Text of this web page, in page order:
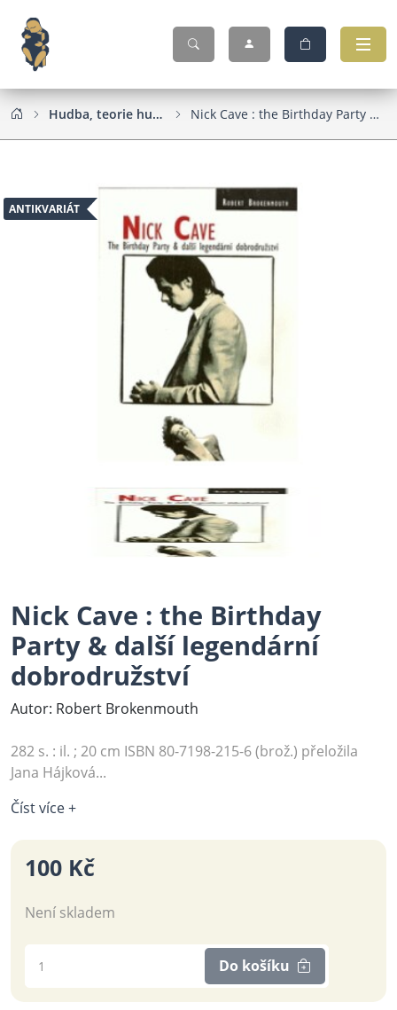
Hudba, teorie hudby, zpěvníky, noty Nick Cave : the Birthday Party & další legendární dobrodružství
ANTIKVARIÁT
Nick Cave : the Birthday
Party & další legendární
dobrodružství
Autor: Robert Brokenmouth
282 s. : il. ; 20 cm ISBN 80-7198-215-6 (brož.) přeložila
Jana Hájková...
Číst více +
100 Kč
Není skladem
Do košíku